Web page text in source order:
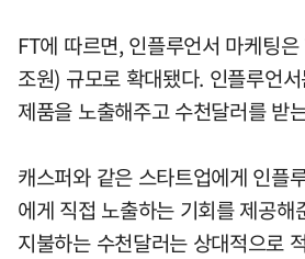
FT에 따르면, 인플루언서 마케팅
조원) 규모로 확대됐다. 인플루언
제품을 노출해주고 수천달러를 받
캐스퍼와 같은 스타트업에게 인플
에게 직접 노출하는 기회를 제공해
지불하는 수천달러는 상대적으로